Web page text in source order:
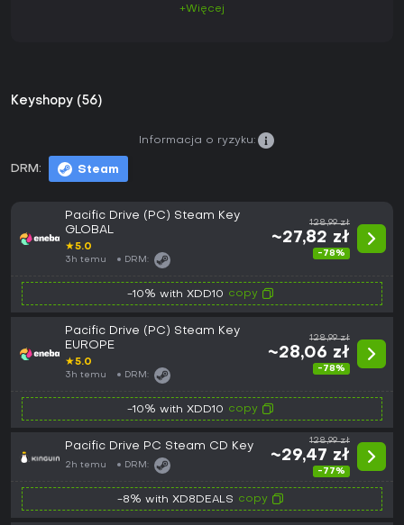
+Więcej
Keyshopy (56)
DRM: Steam
Informacja o ryzyku:
Pacific Drive (PC) Steam Key
GLOBAL
★5.0
3h temu DRM:
128,99 zł
~27,82 zł
-78%
-10% with XDD10 copy
Pacific Drive (PC) Steam Key
EUROPE
★5.0
3h temu DRM:
128,99 zł
~28,06 zł
-78%
-10% with XDD10 copy
Pacific Drive PC Steam CD Key
2h temu DRM:
128,99 zł
~29,47 zł
-77%
-8% with XD8DEALS copy